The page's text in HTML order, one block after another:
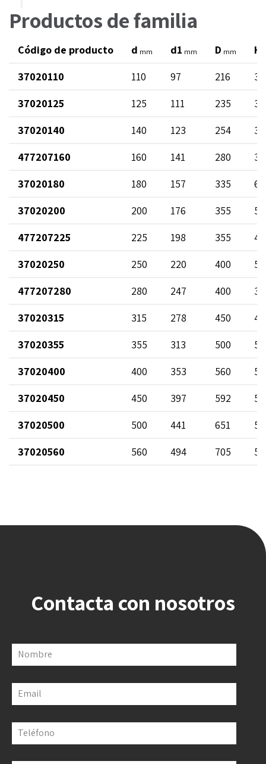
Productos de familia
Código de producto d mm d1 mm D mm H
37020110 110 97 216
37
37020125
125 111 235
39
37020140
140 123 254
39
477207160
160 141 280
39
37020180
180 157 335
66
37020200
200 176 355
56
477207225
225 198 355
44
37020250
250 220 400
54
477207280
280 247 400
39
37020315
315 278 450
46
37020355
355 313 500
50
37020400
400 353 560
59
37020450
450 397 592
50
37020500
500 441 651
54
37020560
560 494 705 51
Contacta con nosotros
Nombre
Email
Teléfono